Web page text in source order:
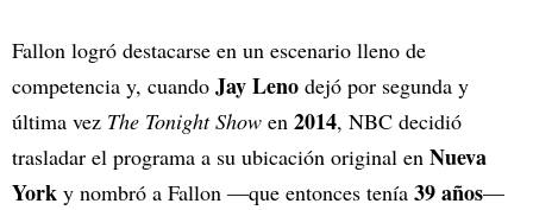
Fallon logró destacarse en un escenario lleno de
competencia y, cuando Jay Leno dejó por segunda y
última vez The Tonight Show en 2014, NBC decidió
trasladar el programa a su ubicación original en Nueva
York y nombró a Fallon —que entonces tenía 39 años—